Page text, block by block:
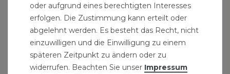
Malerfolie 4 x 5 m 5μm
1,89 € *
Quadratmeter | 0,09 € / Quadratmeter
oder aufgrund eines berechtigten Interesses
erfolgen. Die Zustimmung kann erteilt oder
abgelehnt werden. Es besteht das Recht, nicht
einzuwilligen und die Einwilligung zu einem
späteren Zeitpunkt zu ändern oder zu
widerrufen. Beachten Sie unser Impressum